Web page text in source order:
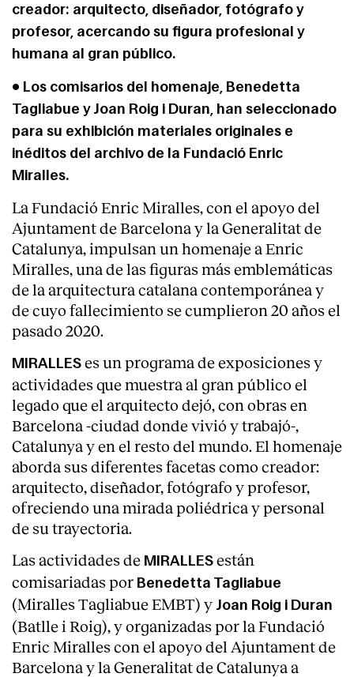
About
creador: arquitecto, diseñador, fotógrafo y
profesor, acercando su figura profesional y
humana al gran público.
• Los comisarios del homenaje, Benedetta
Tagliabue y Joan Roig i Duran, han seleccionado
para su exhibición materiales originales e
inéditos del archivo de la Fundació Enric
Miralles.
La Fundació Enric Miralles, con el apoyo del
Ajuntament de Barcelona y la Generalitat de
Catalunya, impulsan un homenaje a Enric
Miralles, una de las figuras más emblemáticas
de la arquitectura catalana contemporánea y
de cuyo fallecimiento se cumplieron 20 años el
pasado 2020.
MIRALLES es un programa de exposiciones y
actividades que muestra al gran público el
legado que el arquitecto dejó, con obras en
Barcelona -ciudad donde vivió y trabajó-,
Catalunya y en el resto del mundo. El homenaje
aborda sus diferentes facetas como creador:
arquitecto, diseñador, fotógrafo y profesor,
ofreciendo una mirada poliédrica y personal
de su trayectoria.
Las actividades de MIRALLES están
comisariadas por Benedetta Tagliabue
(Miralles Tagliabue EMBT) y Joan Roig i Duran
(Batlle i Roig), y organizadas por la Fundació
Enric Miralles con el apoyo del Ajuntament de
Barcelona y la Generalitat de Catalunya a